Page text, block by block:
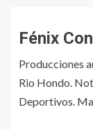
Fénix
Producciones
Rio Hondo.
Deportivos.